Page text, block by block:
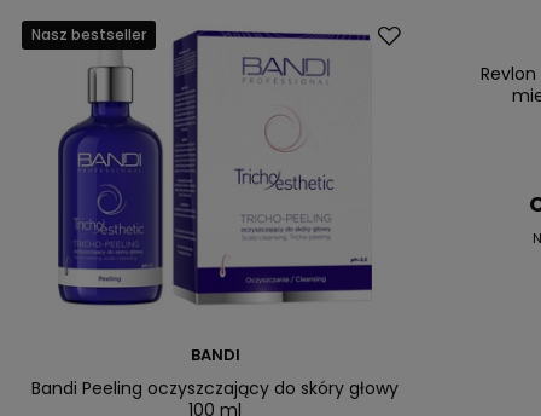
Nasz bestseller
BANDI
Bandi Peeling oczyszczający do skóry głowy
100 ml
Nasz